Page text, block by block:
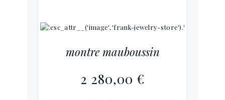
montre mauboussin
2 280,00 €